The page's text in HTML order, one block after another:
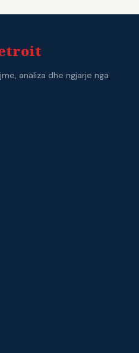
analiza dhe ngjarje nga